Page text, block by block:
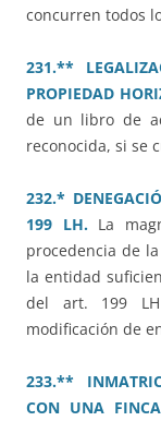
concurren todos
231.**
PROPIEDAD
de un libro de
reconocida, si se
232.*
199 LH. La
procedencia de
la entidad
del art. 199
modificación de
233.**
CON UNA